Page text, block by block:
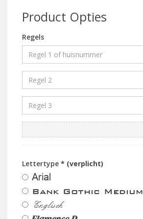
Product Opties
Regels
Lettertype * (verplicht)
Arial
Bank Gothic Medium
Englisch